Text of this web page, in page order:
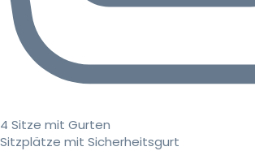
4 Sitze mit Gurten
Sitzplätze mit Sicherheitsgurt